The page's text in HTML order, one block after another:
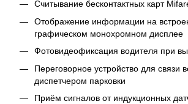
Считывание бесконтактных карт
Отображение информации на
графическом монохромном дисплее
Фотовидеофиксация водителя при
Переговорное устройство для связи
диспетчером парковки
Приём сигналов от индукционных